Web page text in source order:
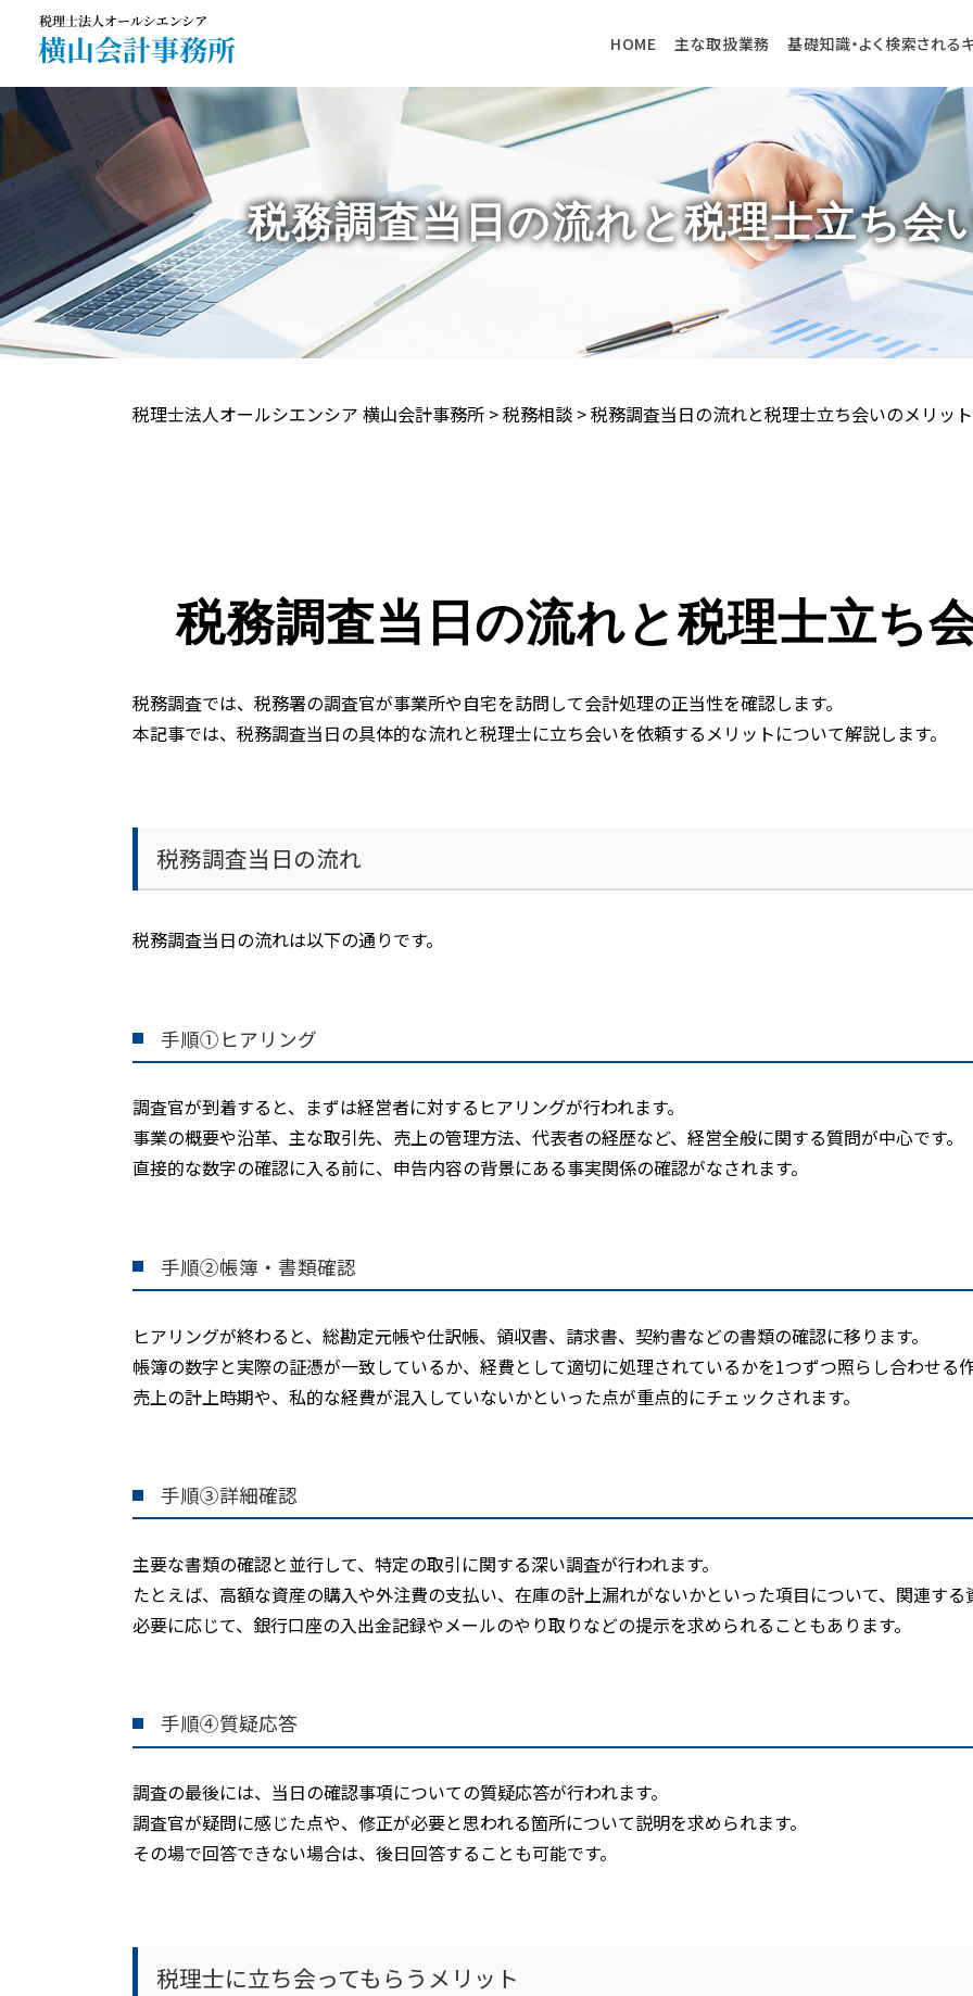
HOME 主な取扱業務 基礎知識・よく検索される
税務調査当日の流れと税理士立ち会
税理士法人オールシエンシア 横山会計事務所 >税務相談 >税務調査当日の流れと税理士立ち会いのメリット
税務調査当日の流れと税理士立ち
税務調査では、税務署の調査官が事業所や自宅を訪問して会計処理の正当性を確認します。
本記事では、税務調査当日の具体的な流れと税理士に立ち会いを依頼するメリットについて解説します。
税務調査当日の流れ
税務調査当日の流れは以下の通りです。
手順①ヒアリング
調査官が到着すると、まずは経営者に対するヒアリングが行われます。
事業の概要や沿革、主な取引先、売上の管理方法、代表者の経歴など、経営全般に関する質問が中心です。
直接的な数字の確認に入る前に、申告内容の背景にある事実関係の確認がなされます。
手順②帳簿・書類確認
ヒアリングが終わると、総勘定元帳や仕訳帳、領収書、請求書、契約書などの書類の確認に移ります。
帳簿の数字と実際の証憑が一致しているか、経費として適切に処理されているかを1つずつ照らし合わせる作
売上の計上時期や、私的な経費が混入していないかといった点が重点的にチェックされます。
手順③詳細確認
主要な書類の確認と並行して、特定の取引に関する深い調査が行われます。
たとえば、高額な資産の購入や外注費の支払い、在庫の計上漏れがないかといった項目について、関連する
必要に応じて、銀行口座の入出金記録やメールのやり取りなどの提示を求められることもあります。
手順④質疑応答
調査の最後には、当日の確認事項についての質疑応答が行われます。
調査官が疑問に感じた点や、修正が必要と思われる箇所について説明を求められます。
その場で回答できない場合は、後日回答することも可能です。
税理士に立ち会ってもらうメリット